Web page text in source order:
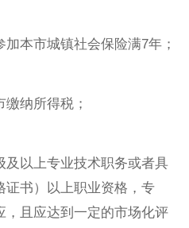
加本市城镇社会保险满7年；
缴纳所得税；
及以上专业技术职务或者具
证书）以上职业资格，专
，且应达到一定的市场化评